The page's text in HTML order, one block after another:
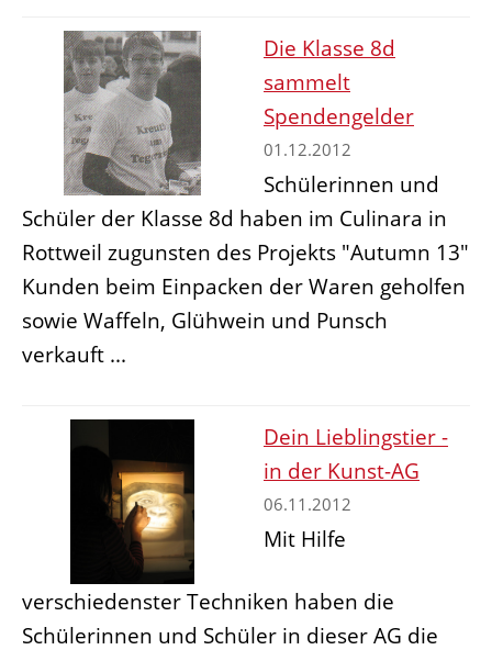
Die Klasse 8d
sammelt
Spendengelder
01.12.2012
Schülerinnen und
Schüler der Klasse 8d haben im Culinara in
Rottweil zugunsten des Projekts "Autumn 13"
Kunden beim Einpacken der Waren geholfen
sowie Waffeln, Glühwein und Punsch
verkauft ...
Dein Lieblingstier -
in der Kunst-AG
06.11.2012
Mit Hilfe
verschiedenster Techniken haben die
Schülerinnen und Schüler in dieser AG die